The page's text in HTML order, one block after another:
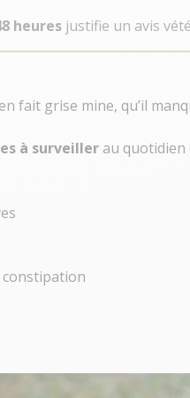
heures justifie un avis
fait grise mine, qu’il
à surveiller au quotidien
constipation